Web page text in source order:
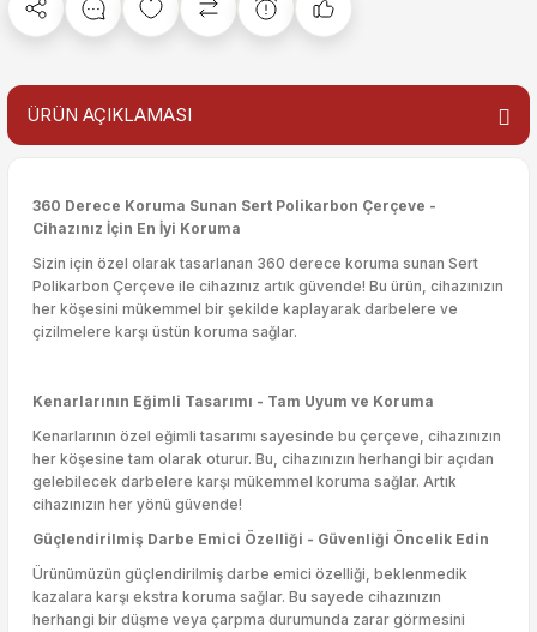
ÜRÜN AÇIKLAMASI
360 Derece Koruma Sunan Sert Polikarbon Çerçeve -
Cihazınız İçin En İyi Koruma
Sizin için özel olarak tasarlanan 360 derece koruma sunan Sert
Polikarbon Çerçeve ile cihazınız artık güvende! Bu ürün, cihazınızın
her köşesini mükemmel bir şekilde kaplayarak darbelere ve
çizilmelere karşı üstün koruma sağlar.
Kenarlarının Eğimli Tasarımı - Tam Uyum ve Koruma
Kenarlarının özel eğimli tasarımı sayesinde bu çerçeve, cihazınızın
her köşesine tam olarak oturur. Bu, cihazınızın herhangi bir açıdan
gelebilecek darbelere karşı mükemmel koruma sağlar. Artık
cihazınızın her yönü güvende!
Güçlendirilmiş Darbe Emici Özelliği - Güvenliği Öncelik Edin
Ürünümüzün güçlendirilmiş darbe emici özelliği, beklenmedik
kazalara karşı ekstra koruma sağlar. Bu sayede cihazınızın
herhangi bir düşme veya çarpma durumunda zarar görmesini